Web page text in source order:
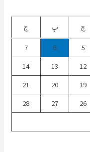
چ پ ج
5
6
7
12
13
14
19
20
21
26
27
28